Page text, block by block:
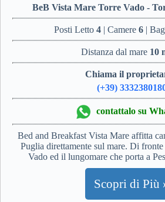
BeB Vista Mare Torre Vado -
Posti Letto 4| Camere 6|
Distanza dal mare 10
Chiama il
(+39)
contattalo su
Bed and Breakfast Vista Mare affitta
Puglia direttamente sul mare. Di
Vado ed il lungomare che porta a
Scopri di Più